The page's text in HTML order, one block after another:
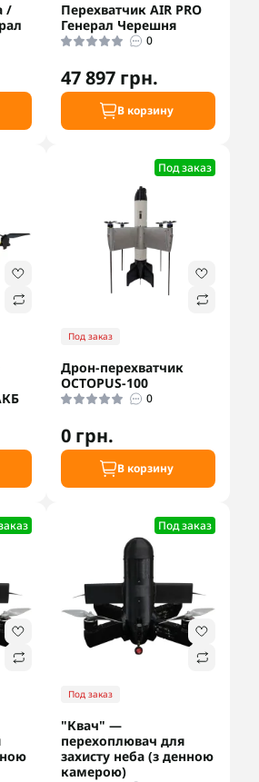
/
Перехватчик AIR PRO
Генерал Черешня
0
47 897 грн.
В корзину
Под заказ
Под заказ
Дрон-перехватчик
OCTOPUS-100
0
0 грн.
В корзину
Под заказ
Под заказ
"Квач" —
перехоплювач для
захисту неба (з денною
камерою)